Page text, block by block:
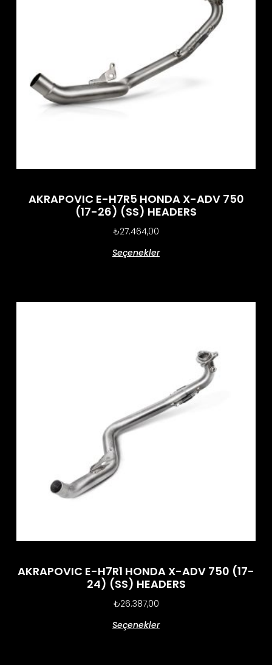
AKRAPOVIC E-H7R5 HONDA X-ADV 750
(17-26) (SS) HEADERS
₺27.464,00
Seçenekler
AKRAPOVIC E-H7R1 HONDA X-ADV 750 (17-
24) (SS) HEADERS
₺26.387,00
Seçenekler